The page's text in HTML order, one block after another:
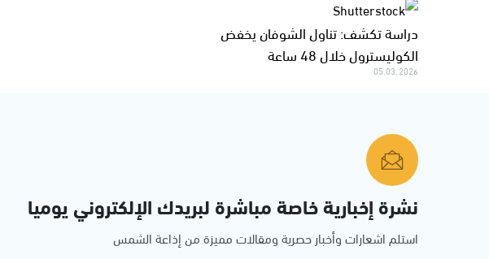
دراسة تكشف: تناول الشوفان يخفض
الكوليسترول خلال 48 ساعة
05.03.2026
نشرة إخبارية خاصة مباشرة لبريدك الإلكتروني يوميا
استلم اشعارات وأخبار حصرية ومقالات مميزة من إذاعة الشمس